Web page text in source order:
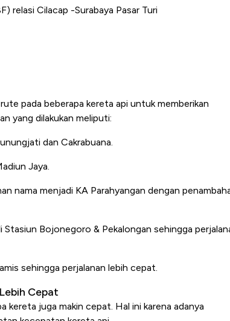
relasi Cilacap -Surabaya Pasar Turi
pada beberapa kereta api untuk memberikan
yang dilakukan meliputi:
dan Cakrabuana.
Jaya.
nama menjadi KA Parahyangan dengan
Bojonegoro & Pekalongan sehingga
sehingga perjalanan lebih cepat.
Cepat
kereta juga makin cepat. Hal ini karena adanya